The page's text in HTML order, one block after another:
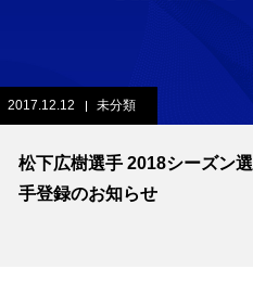
2017.12.12 未分類
松下広樹選手 2018シーズン選
手登録のお知らせ